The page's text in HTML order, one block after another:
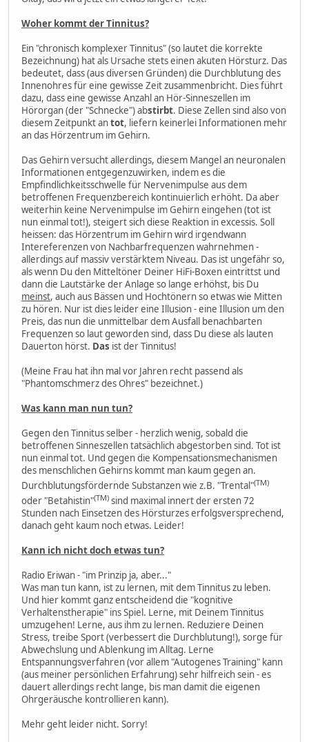
Woher kommt der Tinnitus?
Ein "chronisch komplexer Tinnitus" (so lautet die korrekte
Bezeichnung) hat als Ursache stets einen akuten Hörsturz. Das
bedeutet, dass (aus diversen Gründen) die Durchblutung des
Innenohres für eine gewisse Zeit zusammenbricht. Dies führt
dazu, dass eine gewisse Anzahl an Hör-Sinneszellen im
Hörorgan (der "Schnecke") abstirbt. Diese Zellen sind also von
diesem Zeitpunkt antot, liefern keinerlei Informationen mehr
an das Hörzentrum im Gehirn.
Das Gehirn versucht allerdings, diesem Mangel an neuronalen
Informationen entgegenzuwirken, indem es die
Empfindlichkeitsschwelle für Nervenimpulse aus dem
betroffenen Frequenzbereich kontinuierlich erhöht. Da aber
weiterhin keine Nervenimpulse im Gehirn eingehen (tot ist
nun einmal tot!), steigert sich diese Reaktion in excessis. Soll
heissen: das Hörzentrum im Gehirn wird irgendwann
Intereferenzen von Nachbarfrequenzen wahrnehmen -
allerdings auf massiv verstärktem Niveau. Das ist ungefähr so,
als wenn Du den Mitteltöner Deiner HiFi-Boxen eintrittst und
dann die Lautstärke der Anlage so lange erhöhst, bis Du
meinst, auch aus Bässen und Hochtönern so etwas wie Mitten
zu hören. Nur ist dies leider eine Illusion - eine Illusion um den
Preis, das nun die unmittelbar dem Ausfall benachbarten
Frequenzen so laut geworden sind, dass Du diese als lauten
Dauerton hörst. Das ist der Tinnitus!
(Meine Frau hat ihn mal vor Jahren recht passend als
"Phantomschmerz des Ohres" bezeichnet.)
Was kann man nun tun?
Gegen den Tinnitus selber - herzlich wenig, sobald die
betroffenen Sinneszellen tatsächlich abgestorben sind. Tot ist
nun einmal tot. Und gegen die Kompensationsmechanismen
des menschlichen Gehirns kommt man kaum gegen an.
Durchblutungsfördernde Substanzen wie z.B. "Trental"(TM)
oder "Betahistin"(TM) sind maximal innert der ersten 72
Stunden nach Einsetzen des Hörsturzes erfolgsversprechend,
danach geht kaum noch etwas. Leider!
Kann ich nicht doch etwas tun?
Radio Eriwan - "im Prinzip ja, aber..."
Was man tun kann, ist zu lernen, mit dem Tinnitus zu leben.
Und hier kommt ganz entscheidend die "kognitive
Verhaltenstherapie" ins Spiel. Lerne, mit Deinem Tinnitus
umzugehen! Lerne, aus ihm zu lernen. Reduziere Deinen
Stress, treibe Sport (verbessert die Durchblutung!), sorge für
Abwechslung und Ablenkung im Alltag. Lerne
Entspannungsverfahren (vor allem "Autogenes Training" kann
(aus meiner persönlichen Erfahrung) sehr hilfreich sein - es
dauert allerdings recht lange, bis man damit die eigenen
Ohrgeräusche kontrollieren kann).
Mehr geht leider nicht. Sorry!